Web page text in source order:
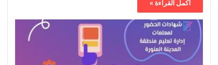
أكمل القراءة »